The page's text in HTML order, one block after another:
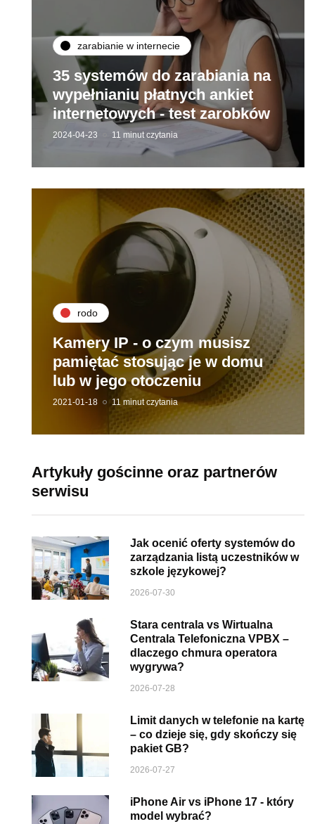
zarabianie w internecie
35 systemów do zarabiania na
wypełnianiu płatnych ankiet
internetowych - test zarobków
2024-04-23 11 minut czytania
rodo
Kamery IP - o czym musisz
pamiętać stosując je w domu
lub w jego otoczeniu
2021-01-18 11 minut czytania
Artykuły gościnne oraz partnerów
serwisu
Jak ocenić oferty systemów do
zarządzania listą uczestników w
szkole językowej?
2026-07-30
Stara centrala vs Wirtualna
Centrala Telefoniczna VPBX –
dlaczego chmura operatora
wygrywa?
2026-07-28
Limit danych w telefonie na kartę
– co dzieje się, gdy skończy się
pakiet GB?
2026-07-27
iPhone Air vs iPhone 17 - który
model wybrać?